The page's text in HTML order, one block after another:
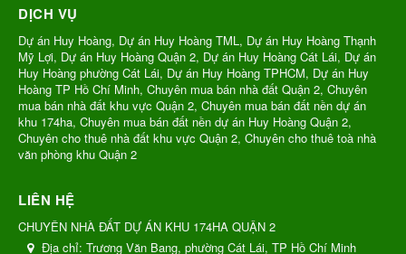
DỊCH VỤ
Dự án Huy Hoàng, Dự án Huy Hoàng TML, Dự án Huy Hoàng Thạnh
Mỹ Lợi, Dự án Huy Hoàng Quận 2, Dự án Huy Hoàng Cát Lái, Dự án
Huy Hoàng phường Cát Lái, Dự án Huy Hoàng TPHCM, Dự án Huy
Hoàng TP Hồ Chí Minh, Chuyên mua bán nhà đất Quận 2, Chuyên
mua bán nhà đất khu vực Quận 2, Chuyên mua bán đất nền dự án
khu 174ha, Chuyên mua bán đất nền dự án Huy Hoàng Quận 2,
Chuyên cho thuê nhà đất khu vực Quận 2, Chuyên cho thuê toà nhà
văn phòng khu Quận 2
LIÊN HỆ
CHUYÊN NHÀ ĐẤT DỰ ÁN KHU 174HA QUẬN 2
Địa chỉ: Trương Văn Bang, phường Cát Lái, TP Hồ Chí Minh